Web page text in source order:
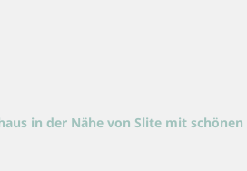
in der Nähe von Slite mit schönen